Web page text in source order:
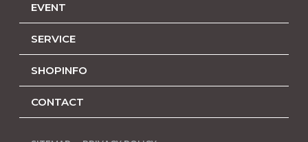
EVENT
SERVICE
SHOPINFO
CONTACT